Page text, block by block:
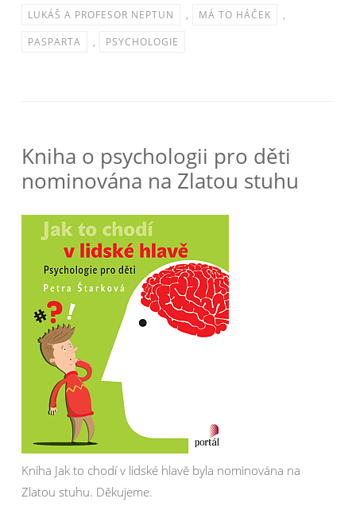
LUKÁŠ A PROFESOR NEPTUN
, MÁ TO HÁČEK
,
PASPARTA
, PSYCHOLOGIE
Kniha o psychologii pro děti
nominována na Zlatou stuhu
Kniha Jak to chodí v lidské hlavě byla nominována na
Zlatou stuhu. Děkujeme.